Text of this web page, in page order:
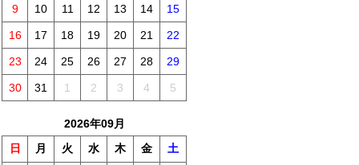
9 10 11 12 13 14 15
16 17 18 19 20 21 22
23 24 25 26 27 28 29
30 31 1 2 3 4 5
2026年09月
日
月 火 水 木 金 土